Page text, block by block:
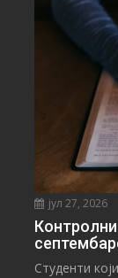
јул 27, 2026
Студенти